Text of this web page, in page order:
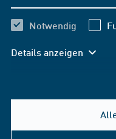
Notwendig
Details anzeigen